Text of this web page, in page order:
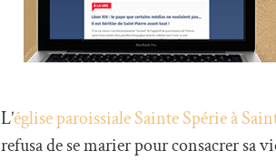
L’église paroissiale Sainte Spérie à
refusa de se marier pour consacrer sa